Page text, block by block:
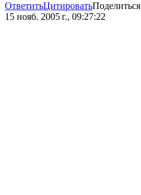
ОтветитьЦитироватьПоделиться
15 нояб. 2005 г., 09:27:22